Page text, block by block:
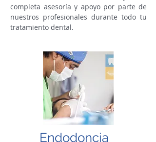
completa asesoría y apoyo por parte de
nuestros profesionales durante todo tu
tratamiento dental.
Endodoncia